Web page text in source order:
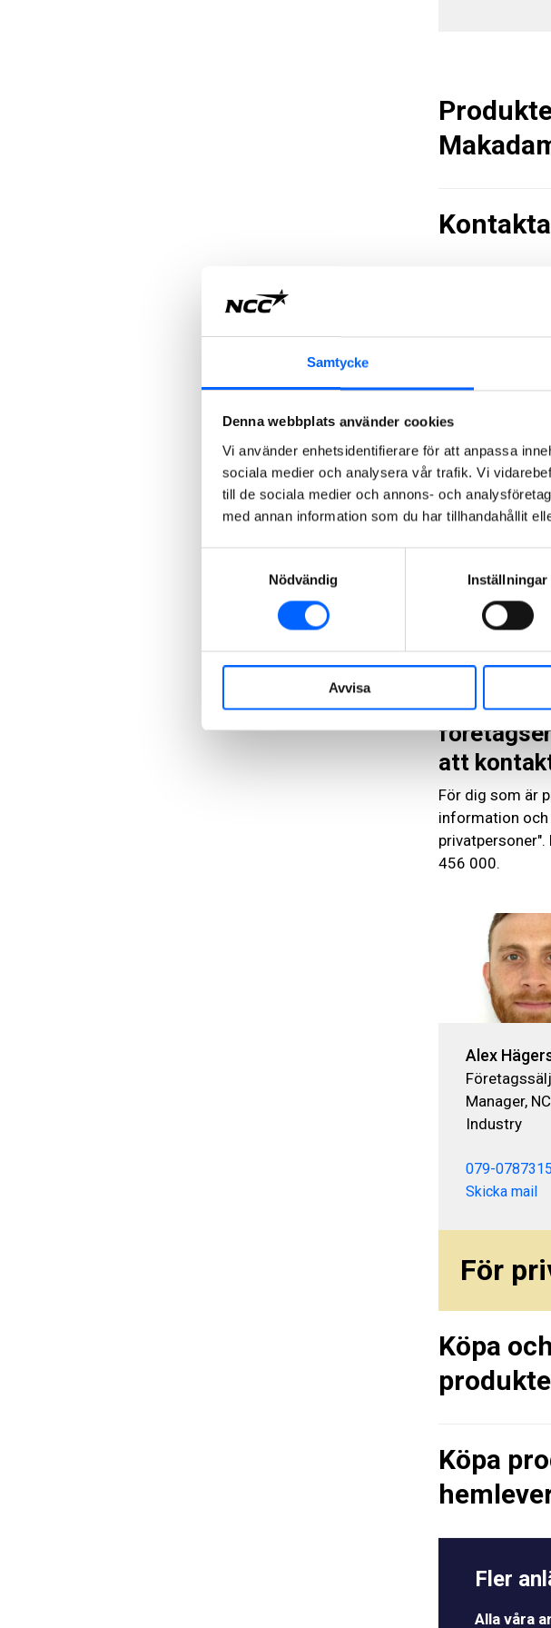
Samtycke
Denna webbplats använder cookies
Vi använder enhetsidentifierare för att anpassa
sociala medier och analysera vår trafik. Vi
till de sociala medier och annons- och
med annan information som du har tillhandahållit
Nödvändig
Inställningar
Avvisa
Beställa
tjänster
Hämta
lämna
Har du
att
För dig som är
information och
privatpersoner".
456 000.
Alex
Manager,
Industry
079-0787315
Skicka mail
För
Köpa
Köpa
Fler
Alla våra